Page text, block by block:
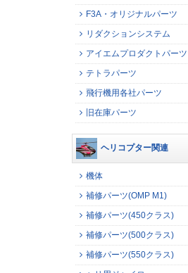
F3A・オリジナルパーツ
リダクションシステム
アイエムプロダクトパーツ
テトラパーツ
飛行機用各社パーツ
旧在庫パーツ
ヘリコプター関連
機体
補修パーツ(OMP M1)
補修パーツ(450クラス)
補修パーツ(500クラス)
補修パーツ(550クラス)